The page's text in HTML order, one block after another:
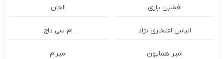
افشین یاری الجان
الیاس افتخاری نژاد ام سی داج
امير همايون اميرام